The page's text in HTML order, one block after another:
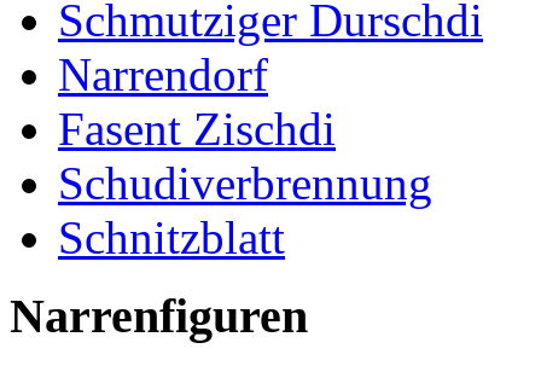
Schmutziger Durschdi
Narrendorf
Fasent Zischdi
Schudiverbrennung
Schnitzblatt
Narrenfiguren